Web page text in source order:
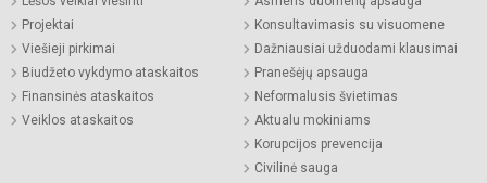
Projektai
Viešieji pirkimai
Biudžeto vykdymo ataskaitos
Finansinės ataskaitos
Veiklos ataskaitos
Konsultavimasis su visuomene
Dažniausiai užduodami klausimai
Pranešėjų apsauga
Neformalusis švietimas
Aktualu mokiniams
Korupcijos prevencija
Civilinė sauga